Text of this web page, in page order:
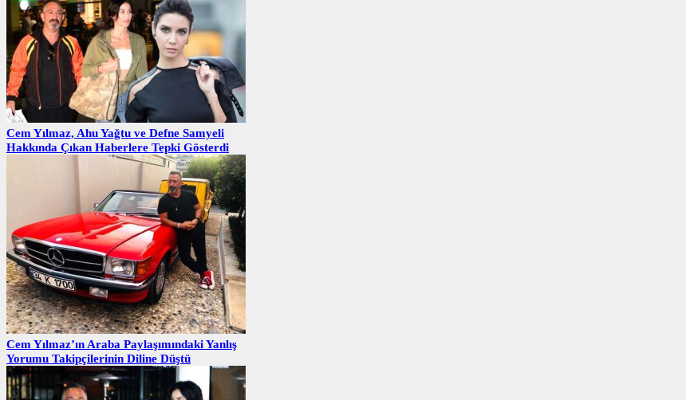
Cem Yılmaz, Ahu Yağtu ve Defne Samyeli
Hakkında Çıkan Haberlere Tepki Gösterdi
Cem Yılmaz’ın Araba Paylaşımındaki Yanlış
Yorumu Takipçilerinin Diline Düştü